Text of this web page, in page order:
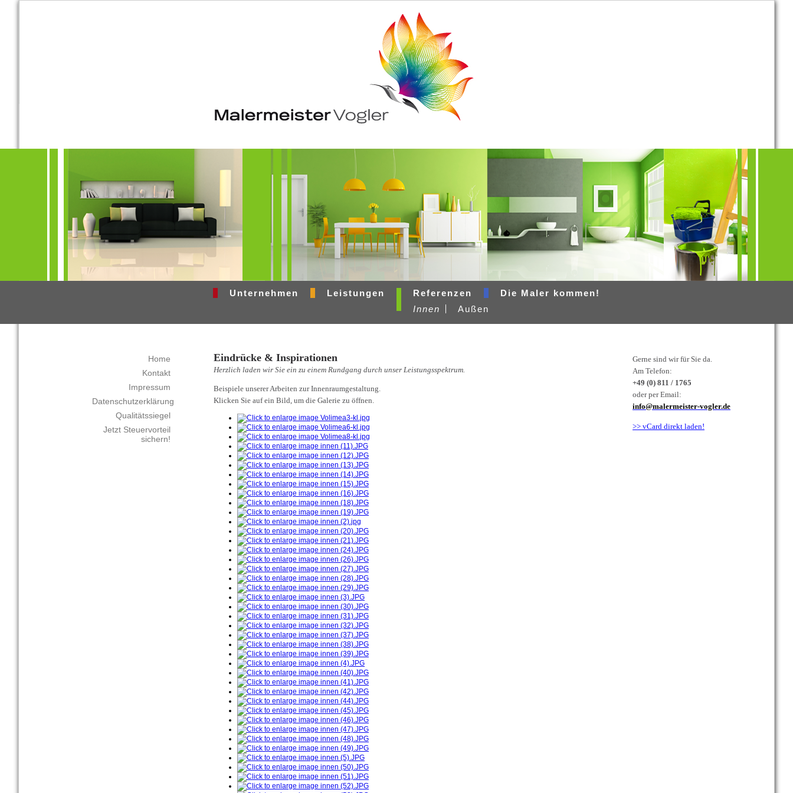
Unternehmen Leistungen
Referenzen
Innen
Außen
Die Maler kommen!
Eindrücke & Inspirationen
Herzlich laden wir Sie ein zu einem Rundgang durch unser Leistungsspektrum.
Beispiele unserer Arbeiten zur Innenraumgestaltung.
Klicken Sie auf ein Bild, um die Galerie zu öffnen.
Home
Kontakt
Impressum
Datenschutzerklärung
Qualitätssiegel
Jetzt Steuervorteil
sichern!
Gerne sind wir für Sie da.
Am Telefon:
+49 (0) 811 / 1765
oder per Email:
info@malermeister-vogler.de
>> vCard direkt laden!